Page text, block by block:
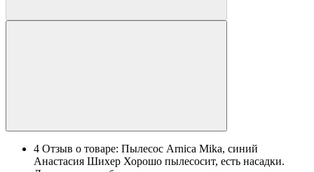
4 Отзыв о товаре: Пылесос Arnica Mika, синий
Анастасия Шихер Хорошо пылесосит, есть насадки.